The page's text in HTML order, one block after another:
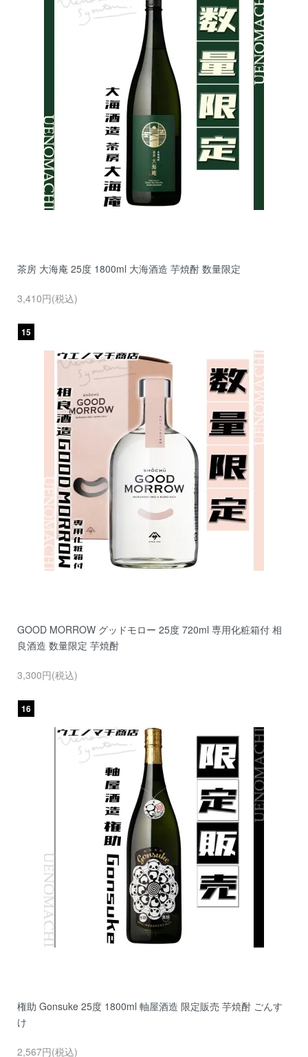
茶房 大海庵 25度 1800ml 大海酒造 芋焼酎 数量限定
3,410円(税込)
15
GOOD MORROW グッドモロー 25度 720ml 専用化粧箱付 相
良酒造 数量限定 芋焼酎
3,300円(税込)
16
権助 Gonsuke 25度 1800ml 軸屋酒造 限定販売 芋焼酎 ごんす
け
2,567円(税込)